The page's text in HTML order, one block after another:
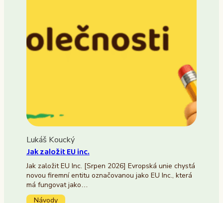
Lukáš Koucký
Jak založit EU inc.
Jak založit EU Inc. [Srpen 2026] Evropská unie chystá
novou firemní entitu označovanou jako EU Inc., která
má fungovat jako…
Návody